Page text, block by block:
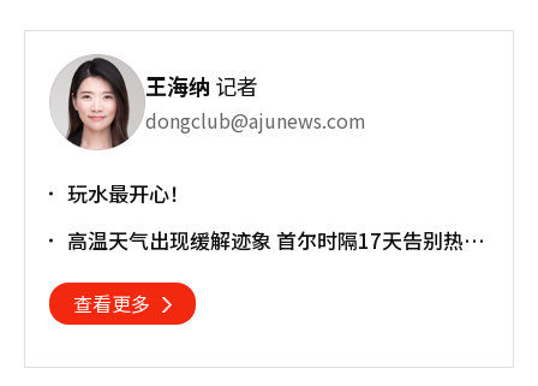
王海纳 记者
dongclub@ajunews.com
玩水最开心！
高温天气出现缓解迹象 首尔时隔17天告别热带
查看更多